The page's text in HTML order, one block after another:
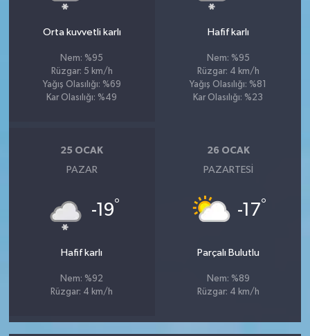
Orta kuvvetli karlı
Nem: %95
Rüzgar: 5 km/h
Yağış Olasılığı: %69
Kar Olasılığı: %49
Hafif karlı
Nem: %95
Rüzgar: 4 km/h
Yağış Olasılığı: %81
Kar Olasılığı: %23
25 OCAK
PAZAR
-19°
Hafif karlı
Nem: %92
Rüzgar: 4 km/h
26 OCAK
PAZARTESI
-17°
Parçalı Bulutlu
Nem: %89
Rüzgar: 4 km/h